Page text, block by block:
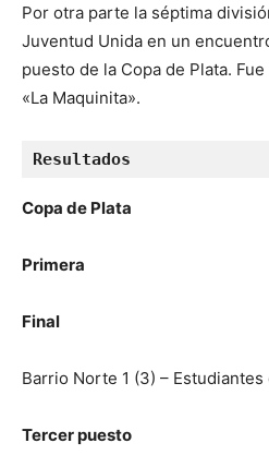
Por otra parte la séptima
Juventud Unida en un
puesto de la Copa de Plata.
«La Maquinita».
Resultados
Copa de Plata
Primera
Final
Barrio Norte 1 (3) – Estudiantes
Tercer puesto